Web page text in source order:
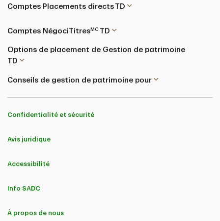
Comptes Placements directs TD
Comptes NégociTitres MC TD
Options de placement de Gestion de patrimoine
TD
Conseils de gestion de patrimoine pour
Confidentialité et sécurité
Avis juridique
Accessibilité
Info SADC
À propos de nous